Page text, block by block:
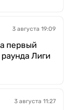
3 августа 19:09
первый
Лиги
3 августа 11:27